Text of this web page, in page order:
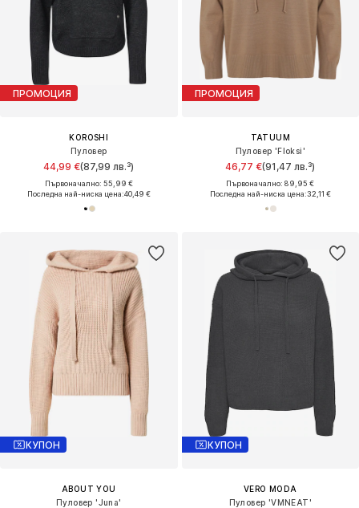
ПРОМОЦИЯ
KOROSHI
Пуловер
44,99 €(87,99 лв.³)
Първоначално: 55,99 €
Последна най-ниска цена:40,49 €
ПРОМОЦИЯ
TATUUM
Пуловер 'Floksi'
46,77 €(91,47 лв.³)
Първоначално: 89,95 €
Последна най-ниска цена:32,11 €
КУПОН
ABOUT YOU
Пуловер 'Juna'
КУПОН
VERO MODA
Пуловер 'VMNEAT'